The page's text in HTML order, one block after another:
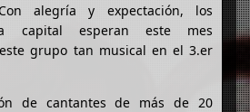
alegría y expectación, los
capital esperan este mes
grupo tan musical en el 3.er
de cantantes de más de 20